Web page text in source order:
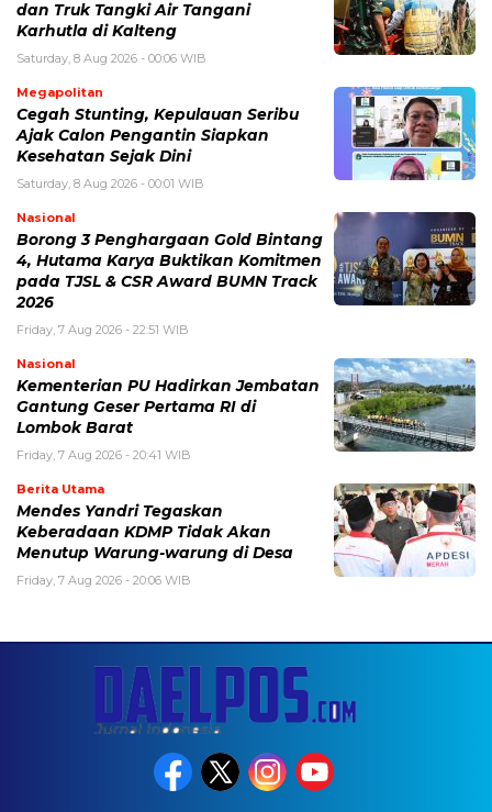
dan Truk Tangki Air Tangani
Karhutla di Kalteng
Saturday, 8 Aug 2026 - 00:06 WIB
Megapolitan
Cegah Stunting, Kepulauan Seribu
Ajak Calon Pengantin Siapkan
Kesehatan Sejak Dini
Saturday, 8 Aug 2026 - 00:01 WIB
Nasional
Borong 3 Penghargaan Gold Bintang
4, Hutama Karya Buktikan Komitmen
pada TJSL & CSR Award BUMN Track
2026
Friday, 7 Aug 2026 - 22:51 WIB
Nasional
Kementerian PU Hadirkan Jembatan
Gantung Geser Pertama RI di
Lombok Barat
Friday, 7 Aug 2026 - 20:41 WIB
Berita Utama
Mendes Yandri Tegaskan
Keberadaan KDMP Tidak Akan
Menutup Warung-warung di Desa
Friday, 7 Aug 2026 - 20:06 WIB